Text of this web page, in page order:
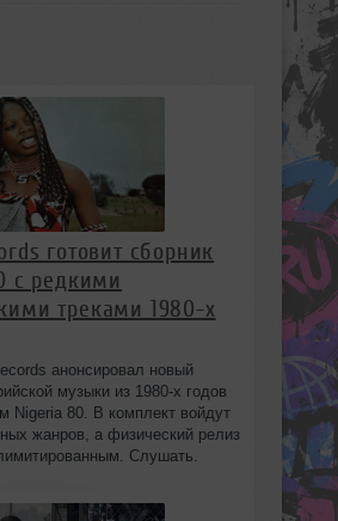
готовит сборник
с редкими
треками 1980-х
анонсировал новый
музыки из 1980-х годов
Nigeria 80. В комплект войдут
жанров, а физический релиз
Слушать.